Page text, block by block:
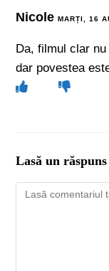
NicoleMARȚI, 16
Da, filmul clar
dar povestea
Lasă un răspuns